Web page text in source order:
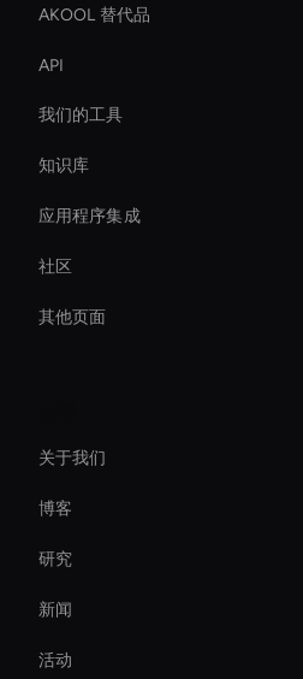
AKOOL 替代品
API
我们的工具
知识库
应用程序集成
社区
其他页面
AI 视频聊天机器人解决方案
AI 视频升频器工具
Ai Avatar For Training
3d Holographic Avatar
AI 人脸交换工具
关于我们
博客
研究
新闻
活动